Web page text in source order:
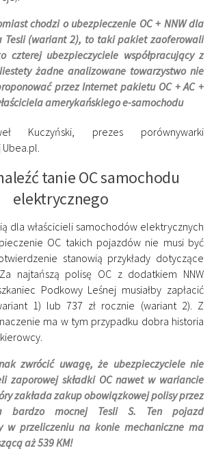
chodzi o ubezpieczenie OC + NNW dla
Tesli (wariant 2), to taki pakiet zaoferowali
czterej ubezpieczyciele współpracujący z
żadne analizowane towarzystwo nie
przez Internet pakietu OC + AC +
amerykańskiego e-samochodu
Kuczyński, prezes porównywarki
tanie OC samochodu
elektrycznego
dla właścicieli samochodów elektrycznych
OC takich pojazdów nie musi być
stanowią przykłady dotyczące
najtańszą polisę OC z dodatkiem NNW
Podkowy Leśnej musiałby zapłacić
1) lub 737 zł rocznie (wariant 2). Z
ma w tym przypadku dobra historia
zwrócić uwagę, że ubezpieczyciele nie
zaporowej składki OC nawet w wariancie
zakłada zakup obowiązkowej polisy przez
bardzo mocnej Tesli S. Ten pojazd
w przeliczeniu na konie mechaniczne ma
aż 539 KM!